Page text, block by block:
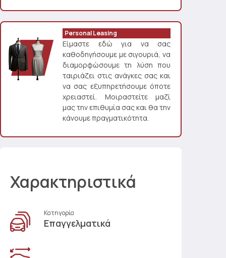
Personal Leasing
Είμαστε εδώ για να σας
καθοδηγήσουμε με σιγουριά, να
διαμορφώσουμε τη λύση που
ταιριάζει στις ανάγκες σας και
να σας εξυπηρετήσουμε όποτε
χρειαστεί. Μοιραστείτε μαζί
μας την επιθυμία σας και θα την
κάνουμε πραγματικότητα.
Χαρακτηριστικά
Κατηγορία
Επαγγελματικά